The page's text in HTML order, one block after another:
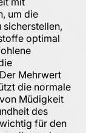
um die
sicherstellen,
optimal
Mehrwert
die normale
Müdigkeit
des
für den